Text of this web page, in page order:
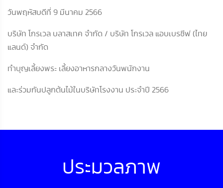
วันพฤหัสบดีที่ 9 มีนาคม 2566
บริษัท โกรเวล บลาสเทค จำกัด / บริษัท โกรเวล แอบเบรซีฟ (ไทย
แลนด์) จำกัด
ทำบุญเลี้ยงพระ เลี้ยงอาหารกลางวันพนักงาน
และร่วมกันปลูกต้นไม้ในบริษัทโรงงาน ประจำปี 2566
ประมวลภาพ